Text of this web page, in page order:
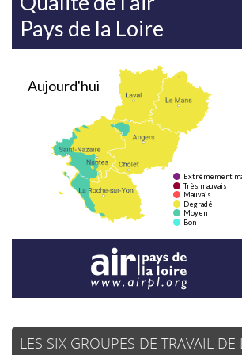
LES SIX GROUPES DE TRAVAIL DE